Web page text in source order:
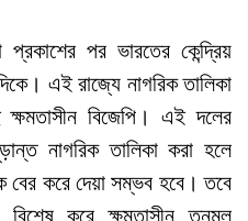
পর ভারতের কেন্দ্রিয়
এই রাজ্যে নাগরিক তালিকা
ক্ষমতাসীন বিজেপি। এই দলের
নাগরিক তালিকা করা হলে
করে দেয়া সম্ভব হবে। তবে
বিশেষ করে ক্ষমতাসীন তৃনমৃল